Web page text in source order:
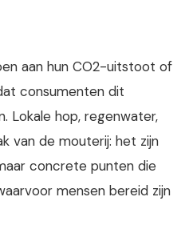
aan hun CO2-uitstoot of
consumenten dit
Lokale hop, regenwater,
van de mouterij: het zijn
concrete punten die
mensen bereid zijn